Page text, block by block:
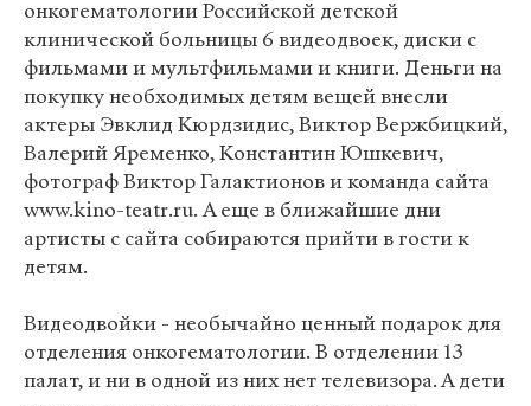
онкогематологии Российской детской
клинической больницы 6 видеодвоек, диски с
фильмами и мультфильмами и книги. Деньги на
покупку необходимых детям вещей внесли
актеры Эвклид Кюрдзидис, Виктор Вержбицкий,
Валерий Яременко, Константин Юшкевич,
фотограф Виктор Галактионов и команда сайта
www.kino-teatr.ru. А еще в ближайшие дни
артисты с сайта собираются прийти в гости к
детям.
Видеодвойки - необычайно ценный подарок для
отделения онкогематологии. В отделении 13
палат, и ни в одной из них нет телевизора. А дети